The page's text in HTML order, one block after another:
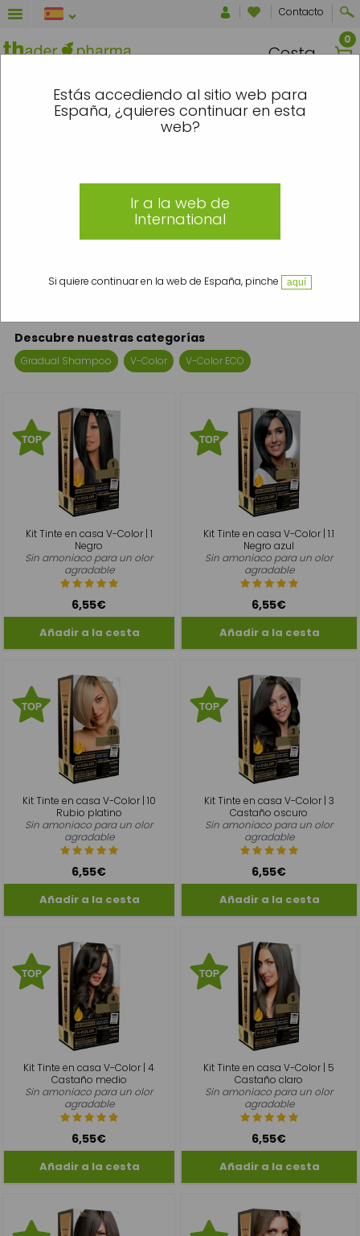
Estás accediendo al sitio web para
España, ¿quieres continuar en esta
web?
Ir a la web de
International
Si quiere continuar en la web de España, pinche aquí
Contacto
Cesta
EL 7 Y EL 16 DE AGOSTO SE
Tinte Líneas
Descubre las diferentes líneas de coloración capilar para hombre y mujer
Descubre nuestras categorías
Gradual Shampoo V-Color V-Color ECO
Kit Tinte en casa V-Color | 1
Negro
Sin amoniaco para un olor
agradable
6,55€
Kit Tinte en casa V-Color | 1.1
Negro azul
Sin amoniaco para un olor
agradable
6,55€
Kit Tinte en casa V-Color | 10
Rubio platino
Sin amoniaco para un olor
agradable
6,55€
Kit Tinte en casa V-Color | 3
Castaño oscuro
Sin amoniaco para un olor
agradable
6,55€
Kit Tinte en casa V-Color | 4
Castaño medio
Sin amoniaco para un olor
agradable
6,55€
Kit Tinte en casa V-Color | 5
Castaño claro
Sin amoniaco para un olor
agradable
6,55€